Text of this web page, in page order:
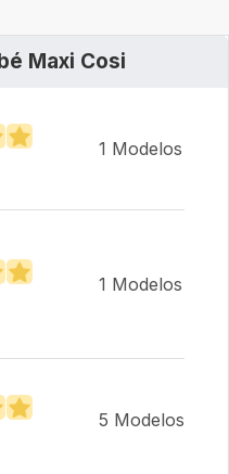
Maxi Cosi
1 Modelos
1 Modelos
5 Modelos